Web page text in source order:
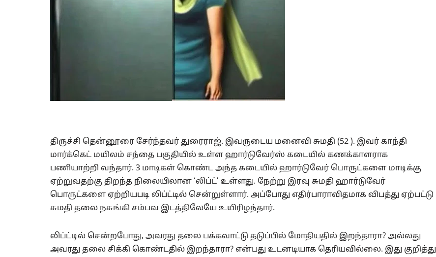
திருச்சி தென்னூரை சேர்ந்தவர் துரைராஜ். இவருடைய மனைவி சுமதி (52 ). இவர் காந்தி
மார்க்கெட் மயிலம் சந்தை பகுதியில் உள்ள ஹார்டுவேர்ஸ் கடையில் கணக்காளராக
பணியாற்றி வந்தார். 3 மாடிகள் கொண்ட அந்த கடையில் ஹார்டுவேர் பொருட்களை மாடிக்கு
ஏற்றுவதற்கு திறந்த நிலையிலான ‘லிப்ட்’ உள்ளது. நேற்று இரவு சுமதி ஹார்டுவேர்
பொருட்களை ஏற்றியபடி லிப்ட்டில் சென்றுள்ளார். அப்போது எதிர்பாராவிதமாக விபத்து ஏற்பட்டு
சுமதி தலை நசுங்கி சம்பவ இடத்திலேயே உயிரிழந்தார்.
லிப்ட்டில் சென்றபோது, அவரது தலை பக்கவாட்டு தடுப்பில் மோதியதில் இறந்தாரா? அல்லது
அவரது தலை சிக்கி கொண்டதில் இறந்தாரா? என்பது உடனடியாக தெரியவில்லை. இது குறித்து